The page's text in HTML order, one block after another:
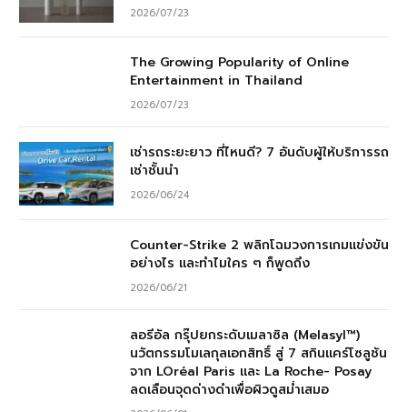
2026/07/23
The Growing Popularity of Online
Entertainment in Thailand
2026/07/23
เช่ารถระยะยาว ที่ไหนดี? 7 อันดับผู้ให้บริการรถ
เช่าชั้นนำ
2026/06/24
Counter-Strike 2 พลิกโฉมวงการเกมแข่งขัน
อย่างไร และทำไมใคร ๆ ก็พูดถึง
2026/06/21
ลอรีอัล กรุ๊ปยกระดับเมลาซิล (Melasyl™)
นวัตกรรมโมเลกุลเอกสิทธิ์ สู่ 7 สกินแคร์โซลูชัน
จาก LOréal Paris และ La Roche- Posay
ลดเลือนจุดด่างดำเพื่อผิวดูสม่ำเสมอ